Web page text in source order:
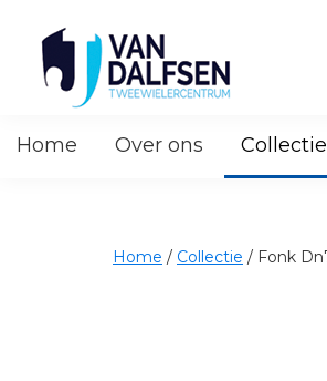
primary
navigation
footer
Dalfsen
Home Over ons Collectie
Home / Collectie / Fonk